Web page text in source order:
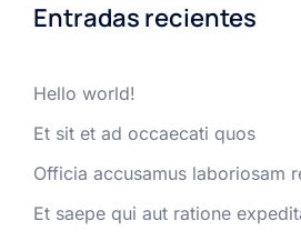
Entradas recientes
Hello world!
Et sit et ad occaecati quos
Officia accusamus laboriosam
Et saepe qui aut ratione